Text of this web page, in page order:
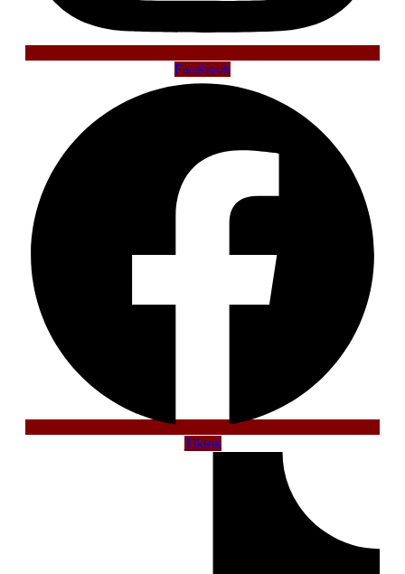
Facebook
Tiktok